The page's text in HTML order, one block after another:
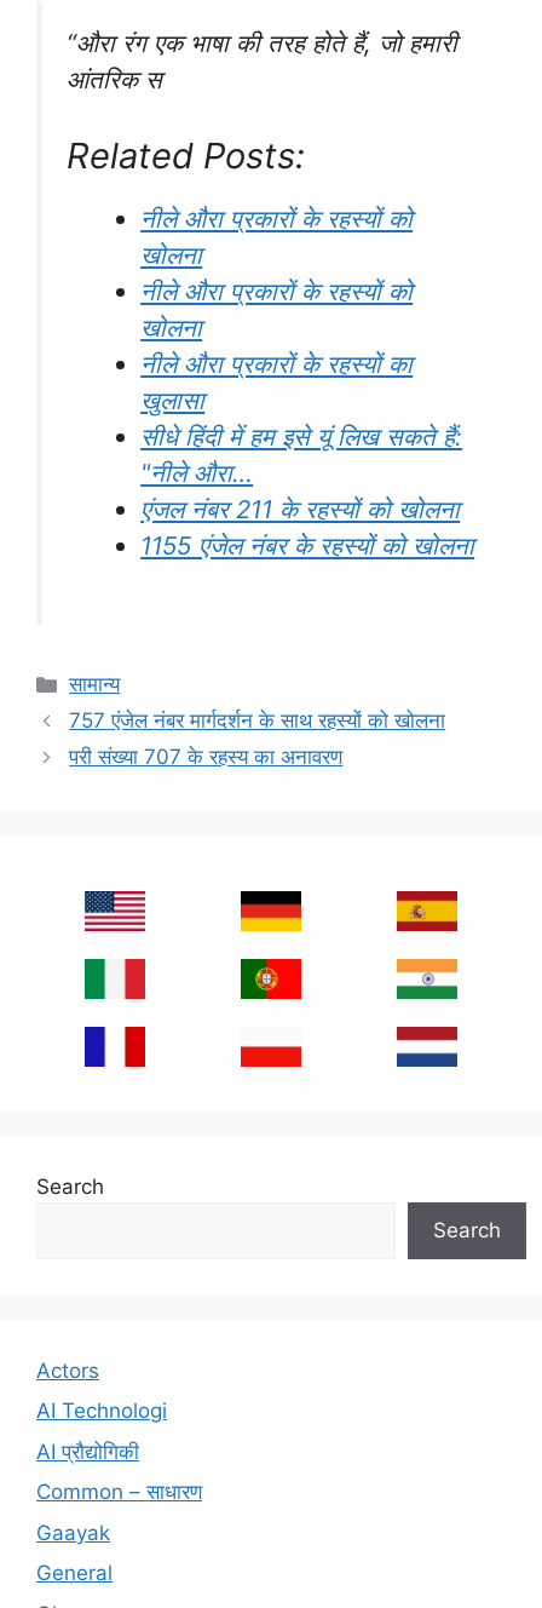
“औरा रंग एक भाषा की तरह होते हैं, जो हमारी
आंतरिक स
Related Posts:
नीले औरा प्रकारों के रहस्यों को
खोलना
नीले औरा प्रकारों के रहस्यों को
खोलना
नीले औरा प्रकारों के रहस्यों का
खुलासा
सीधे हिंदी में हम इसे यूं लिख सकते हैं:
"नीले औरा…
एंजल नंबर 211 के रहस्यों को खोलना
1155 एंजेल नंबर के रहस्यों को खोलना
Categories
सामान्य
757 एंजेल नंबर मार्गदर्शन के साथ रहस्यों को खोलना
परी संख्या 707 के रहस्य का अनावरण
Search
Search
Actors
AI Technologi
AI प्रौद्योगिकी
Common – साधारण
Gaayak
General